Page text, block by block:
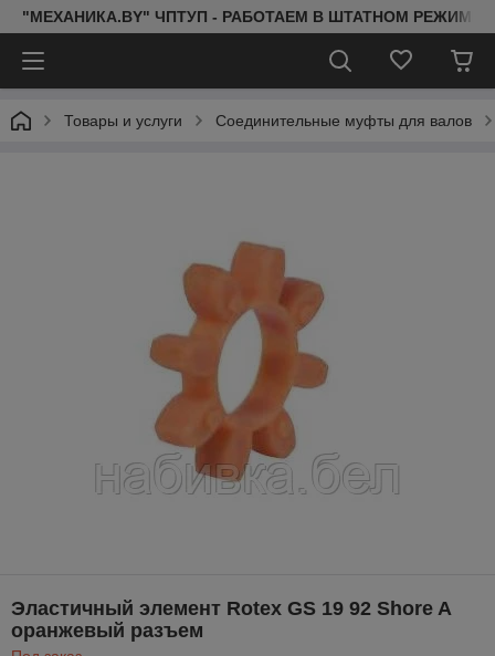
"МЕХАНИКА.BY" ЧПТУП - РАБОТАЕМ В ШТАТНОМ РЕЖИМЕ
Товары и услуги Соединительные муфты для валов
Эластичный элемент Rotex GS 19 92 Shore A
оранжевый разъем